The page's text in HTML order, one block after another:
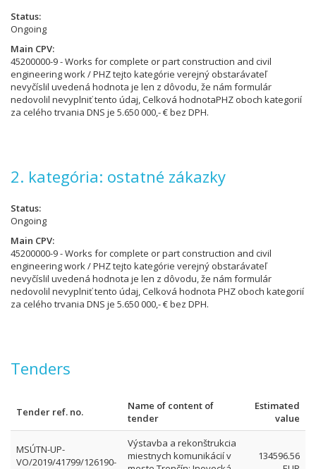
Status
Ongoing
Main CPV
45200000-9 - Works for complete or part construction and civil
engineering work / PHZ tejto kategórie verejný obstarávateľ
nevyčíslil uvedená hodnota je len z dôvodu, že nám formulár
nedovolil nevyplniť tento údaj, Celková hodnotaPHZ oboch kategorií
za celého trvania DNS je 5.650 000,- € bez DPH.
2. kategória: ostatné zákazky
Status
Ongoing
Main CPV
45200000-9 - Works for complete or part construction and civil
engineering work / PHZ tejto kategórie verejný obstarávateľ
nevyčíslil uvedená hodnota je len z dôvodu, že nám formulár
nedovolil nevyplniť tento údaj, Celková hodnota PHZ oboch kategorií
za celého trvania DNS je 5.650 000,- € bez DPH.
Tenders
Tender ref. no.
Name of content of
tender
Estimated
value
MSÚTN-UP-
VO/2019/41799/126190-
Výstavba a rekonštrukcia
miestnych komunikácií v
134596.56